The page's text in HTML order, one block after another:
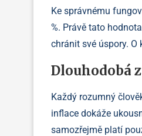
Ke správnému
%. Právě tato
chránit své úspory. O
Dlouhodobá
Každý rozumný
inflace dokáže
samozřejmě platí